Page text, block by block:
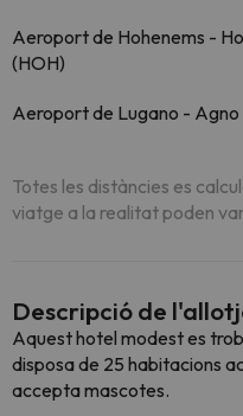
Aeroport de Hohenems -
(HOH)
Aeroport de Lugano - Agno
Totes les distàncies es
viatge a la realitat poden
Descripció de
Aquest hotel modest es
disposa de 25 habitacions
accepta mascotes.